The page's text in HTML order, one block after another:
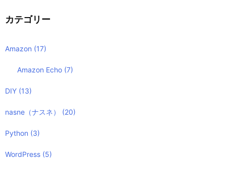
カテゴリー
Amazon (17)
Amazon Echo (7)
DIY (13)
nasne（ナスネ） (20)
Python (3)
WordPress (5)